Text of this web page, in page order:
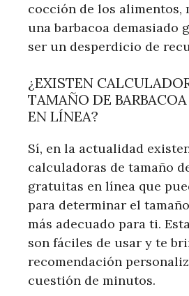
cocción de los alimentos,
una barbacoa demasiado
ser un desperdicio de
¿EXISTEN
TAMAÑO DE
EN LÍNEA?
Sí, en la actualidad
calculadoras de tamaño
gratuitas en línea que
para determinar el
más adecuado para ti.
son fáciles de usar y te
recomendación
cuestión de minutos.